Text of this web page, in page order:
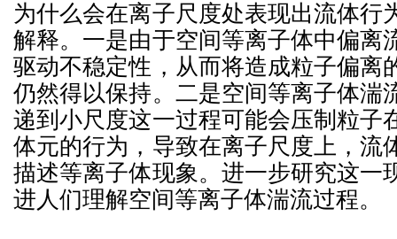
为什么会在离子尺度处表现出流体行
解释。一是由于空间等离子体中偏离
驱动不稳定性，从而将造成粒子偏离
仍然得以保持。二是空间等离子体湍
递到小尺度这一过程可能会压制粒子
体元的行为，导致在离子尺度上，流
描述等离子体现象。进一步研究这一
进人们理解空间等离子体湍流过程。